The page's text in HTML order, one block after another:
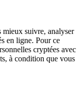
mieux suivre, analyser
en ligne. Pour ce
cryptées avec
à condition que vous